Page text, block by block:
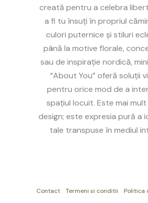
creată pentru a celebra
a fi tu însuți în propriul
culori puternice și stiluri
până la motive florale,
sau de inspirație nordică,
“About You” oferă soluții
pentru orice mod de a
spațiul locuit. Este mai
design; este expresia pură a
tale transpuse în mediul
Contact Termeni si conditii Politica